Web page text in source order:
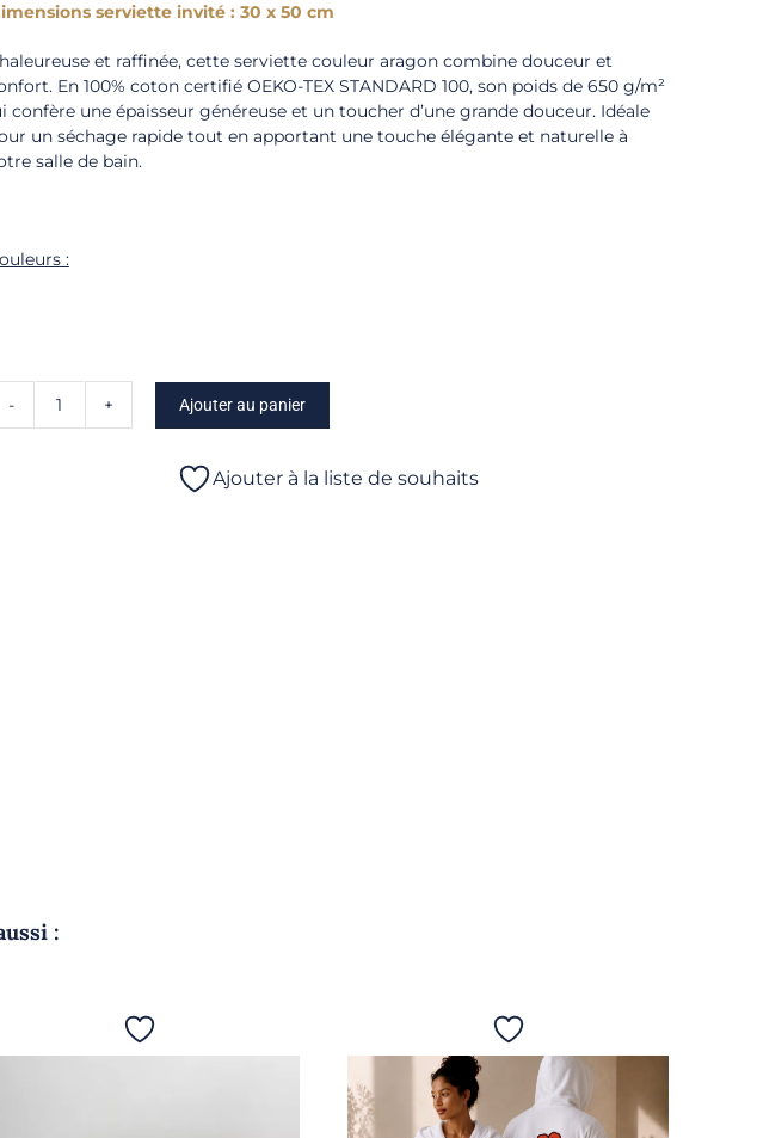
serviette invité : 30 x 50 cm
et raffinée, cette serviette couleur aragon combine douceur et
En 100% coton certifié OEKO-TEX STANDARD 100, son poids de 650 g/m²
confère une épaisseur généreuse et un toucher d’une grande douceur. Idéale
un séchage rapide tout en apportant une touche élégante et naturelle à
salle de bain.
:
quantité
Ajouter au panier
Ajouter à la liste de souhaits
: